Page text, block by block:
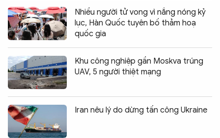
Nhiều người tử vong vì nắng nóng kỷ
lục, Hàn Quốc tuyên bố thảm hoạ
quốc gia
Khu công nghiệp gần Moskva trúng
UAV, 5 người thiệt mạng
Iran nêu lý do dừng tấn công Ukraine